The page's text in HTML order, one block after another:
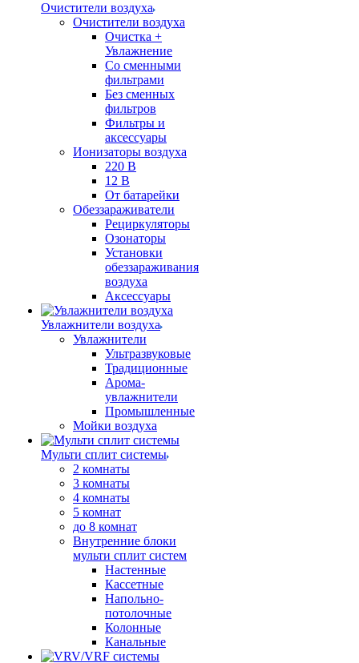
Очистители воздуха
Очистители воздуха
Очистка +
Увлажнение
Cо сменными
фильтрами
Без сменных
фильтров
Фильтры и
аксессуары
Ионизаторы воздуха
220 В
12 В
От батарейки
Обеззараживатели
Рециркуляторы
Озонаторы
Установки
обеззараживания
воздуха
Аксессуары
Увлажнители воздуха
Увлажнители
Ультразвуковые
Традиционные
Арома-
увлажнители
Промышленные
Мойки воздуха
Мульти сплит системы
2 комнаты
3 комнаты
4 комнаты
5 комнат
до 8 комнат
Внутренние блоки
мульти сплит систем
Настенные
Кассетные
Напольно-
потолочные
Колонные
Канальные